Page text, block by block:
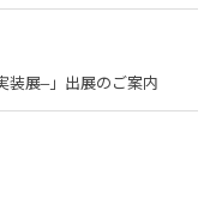
装展‒」出展のご案内